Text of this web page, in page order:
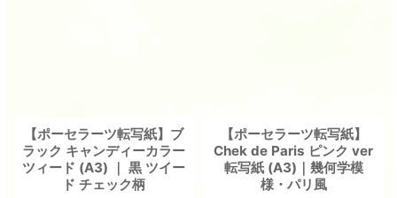
【ポーセラーツ転写紙】ブ
ラック キャンディーカラー
ツィード (A3) ｜ 黒 ツイー
ド チェック柄
【ポーセラーツ転写紙】
Chek de Paris ピンク ver
転写紙 (A3)｜幾何学模
様・パリ風